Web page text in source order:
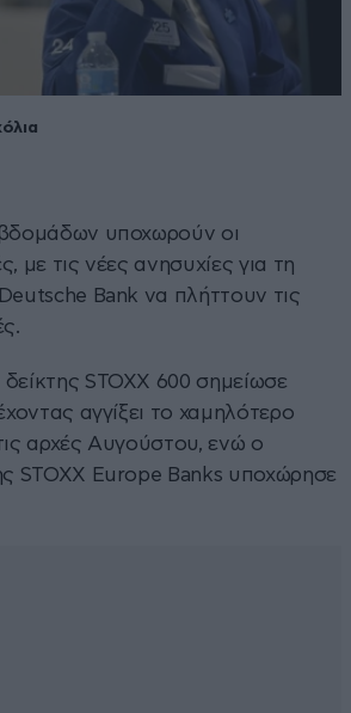
υποχωρούν οι
με τις νέες ανησυχίες για τη
Bank να πλήττουν τις
STOXX 600 σημείωσε
αγγίξει το χαμηλότερο
αρχές Αυγούστου, ενώ ο
STOXX Europe Banks υποχώρησε